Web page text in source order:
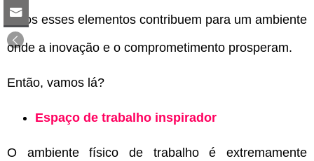
todos esses elementos contribuem para um ambiente
onde a inovação e o comprometimento prosperam.
Então, vamos lá?
Espaço de trabalho inspirador
O ambiente físico de trabalho é extremamente